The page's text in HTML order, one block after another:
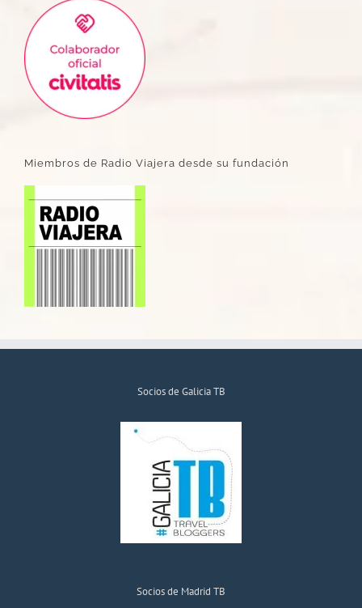
Miembros de Radio Viajera desde su fundación
Socios de Galicia TB
Socios de Madrid TB